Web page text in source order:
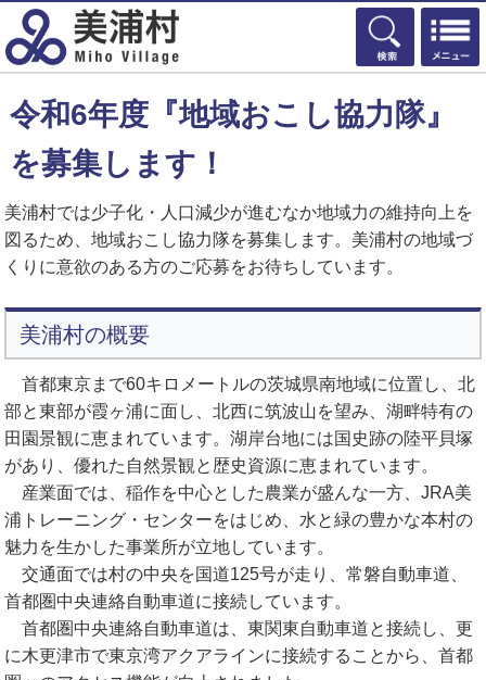
検索
令和6年度『地域おこし協力隊』
を募集します！
美浦村では少子化・人口減少が進むなか地域力の維持向上を
図るため、地域おこし協力隊を募集します。美浦村の地域づ
くりに意欲のある方のご応募をお待ちしています。
美浦村の概要
首都東京まで60キロメートルの茨城県南地域に位置し、北
部と東部が霞ヶ浦に面し、北西に筑波山を望み、湖畔特有の
田園景観に恵まれています。湖岸台地には国史跡の陸平貝塚
があり、優れた自然景観と歴史資源に恵まれています。
産業面では、稲作を中心とした農業が盛んな一方、JRA美
浦トレーニング・センターをはじめ、水と緑の豊かな本村の
魅力を生かした事業所が立地しています。
交通面では村の中央を国道125号が走り、常磐自動車道、
首都圏中央連絡自動車道に接続しています。
首都圏中央連絡自動車道は、東関東自動車道と接続し、更
に木更津市で東京湾アクアラインに接続することから、首都